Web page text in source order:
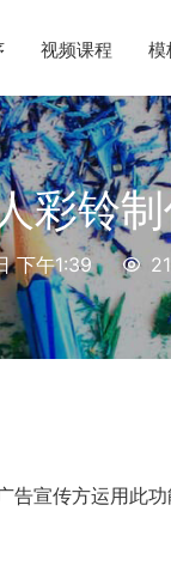
视频课程 模
彩铃
下午1:39
告宣传方运用此